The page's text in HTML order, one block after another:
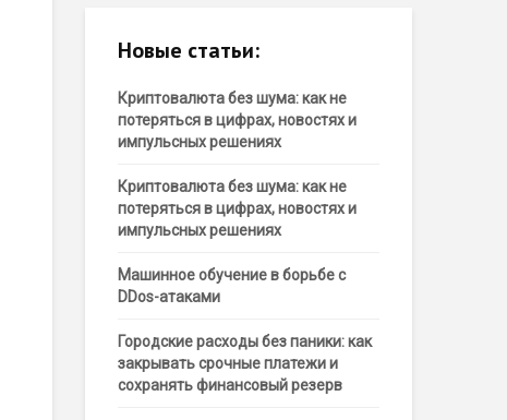
Новые статьи:
Криптовалюта без шума: как не
потеряться в цифрах, новостях и
импульсных решениях
Криптовалюта без шума: как не
потеряться в цифрах, новостях и
импульсных решениях
Машинное обучение в борьбе с
DDos-атаками
Городские расходы без паники: как
закрывать срочные платежи и
сохранять финансовый резерв